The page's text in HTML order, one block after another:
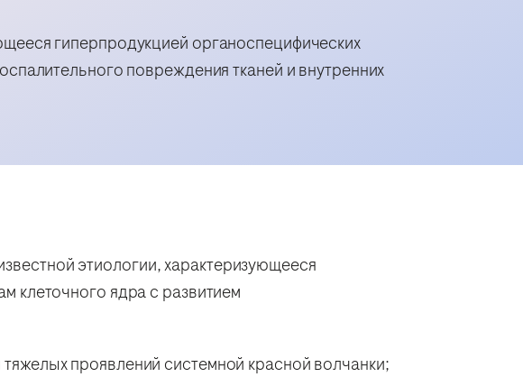
гиперпродукцией органоспецифических
повреждения тканей и внутренних
этиологии, характеризующееся
клеточного ядра с развитием
проявлений системной красной волчанки;